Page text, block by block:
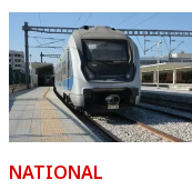
NATIONAL